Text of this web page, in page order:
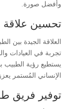
وأفضل صورة.
تحسين
العلاقة الجيدة
تجربة في العيادات
يستطيع رؤية الطبيب
الإنساني المُستمر
توفير فريق